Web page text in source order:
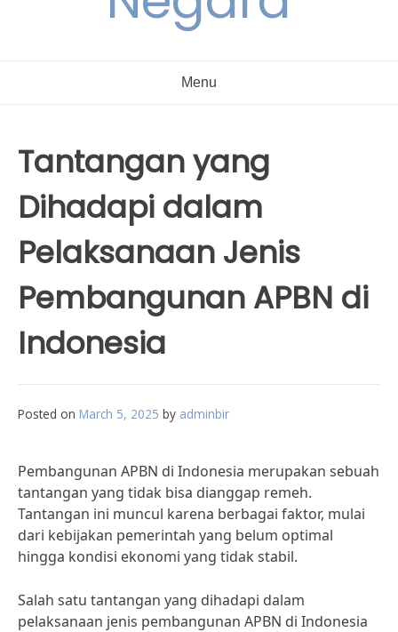
Menu
Tantangan yang
Dihadapi dalam
Pelaksanaan Jenis
Pembangunan APBN di
Indonesia
Posted on March 5, 2025 by adminbir
Pembangunan APBN di Indonesia merupakan sebuah
tantangan yang tidak bisa dianggap remeh.
Tantangan ini muncul karena berbagai faktor, mulai
dari kebijakan pemerintah yang belum optimal
hingga kondisi ekonomi yang tidak stabil.
Salah satu tantangan yang dihadapi dalam
pelaksanaan jenis pembangunan APBN di Indonesia